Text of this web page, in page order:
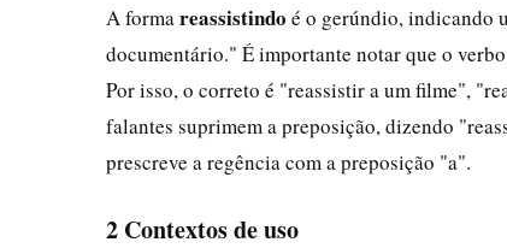
A forma reassistindo é o gerúndio, indicando
documentário." É importante notar que o
Por isso, o correto é "reassistir a um filme",
falantes suprimem a preposição, dizendo
prescreve a regência com a preposição "a".
2 Contextos de uso